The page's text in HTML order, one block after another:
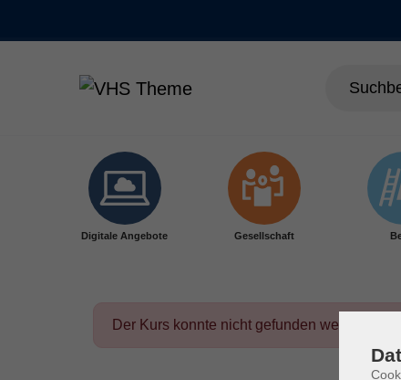
Digitale Angebote Gesellschaft
Der Kurs konnte nicht gefunden werden.